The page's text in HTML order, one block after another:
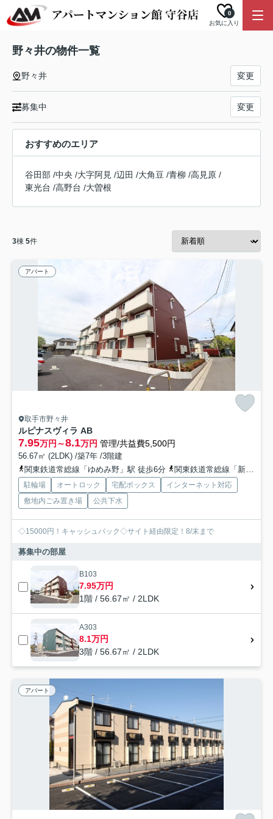
お気に入り
0
野々井の物件一覧
野々井 変更
募集中 変更
おすすめのエリア
谷田部 /中央 /大字阿見 /辺田 /大角豆 /青柳 /高見原 /
東光台 /高野台 /大曽根
3棟 5件
アパート
取手市野々井
ルピナスヴィラ AB
7.95万円～8.1万円 管理/共益費5,500円
56.67㎡ (2LDK) /築7年 /3階建
関東鉄道常総線「ゆめみ野」駅 徒歩6分
関東鉄道常総線「新取手」駅 徒歩10分
駐輪場 オートロック 宅配ボックス
インターネット対応
敷地内ごみ置き場
公共下水
◇15000円！キャッシュバック◇サイト経由限定！8/末まで
募集中の部屋
B103
7.95万円
1階 / 56.67㎡ / 2LDK
A303
8.1万円
3階 / 56.67㎡ / 2LDK
アパート